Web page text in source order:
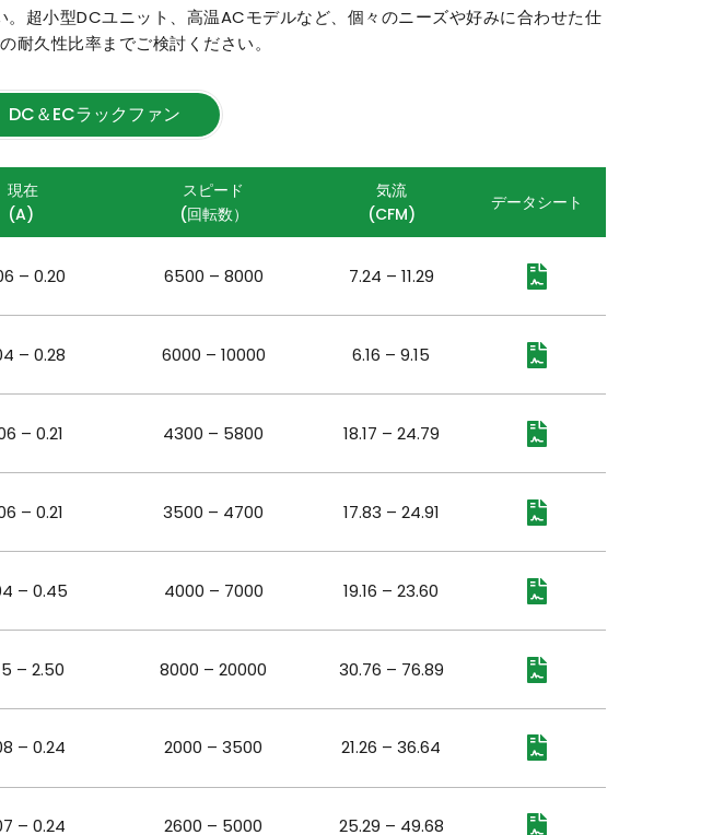
超小型DCユニット、高温ACモデルなど、個々のニーズや好みに合わせた仕
耐久性比率までご検討ください。
DC＆ECラックファン
現在
(A)
スピード
(回転数）
気流
(CFM)
データシート
– 0.20 6500 – 8000 7.24 – 11.29
– 0.28 6000 – 10000 6.16 – 9.15
– 0.21 4300 – 5800 18.17 – 24.79
– 0.21 3500 – 4700 17.83 – 24.91
– 0.45 4000 – 7000 19.16 – 23.60
– 2.50 8000 – 20000 30.76 – 76.89
– 0.24 2000 – 3500 21.26 – 36.64
– 0.24 2600 – 5000 25.29 – 49.68